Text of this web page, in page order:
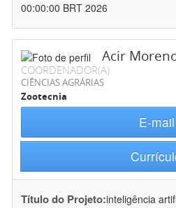
00:00:00 BRT 2026
Acir
COORDENADOR(A)
CIÊNCIAS AGRÁRIAS
Zootecnia
E-mail
Título do Projeto:inteligência